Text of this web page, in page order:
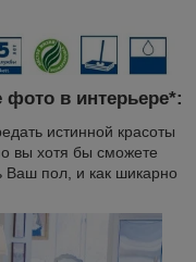
фото в интерьере*:
истинной красоты
вы хотя бы сможете
Ваш пол, и как шикарно